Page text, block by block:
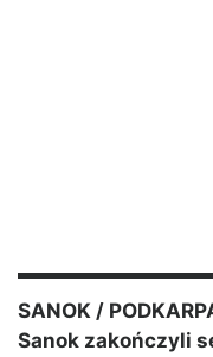
SANOK /
Sanok zakończyli